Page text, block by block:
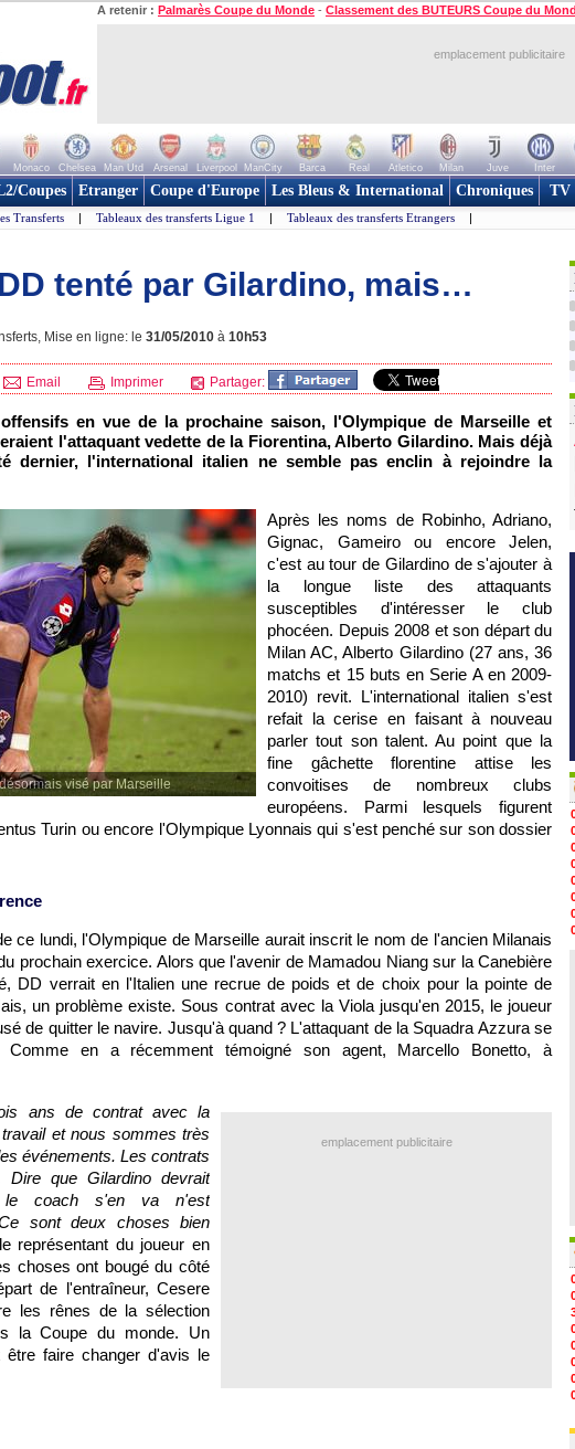
A retenir : Palmarès Coupe du Monde - Classement des BUTEURS Coupe du
emplacement publicitaire
Monaco Chelsea Man Utd Arsenal Liverpool ManCity Barca Real Atletico Milan Juve Inter
Coupes Etranger Coupe d'Europe Les Bleus & International Chroniques TV
Transferts | Tableaux des transferts Ligue 1 | Tableaux des transferts Etrangers |
tenté par Gilardino, mais…
Mise en ligne: le 31/05/2010 à 10h53
Email Imprimer Partager:
en vue de la prochaine saison, l'Olympique de Marseille et
l'attaquant vedette de la Fiorentina, Alberto Gilardino. Mais déjà
dernier, l'international italien ne semble pas enclin à rejoindre la
visé par Marseille
Après les noms de Robinho, Adriano,
Gignac, Gameiro ou encore Jelen,
c'est au tour de Gilardino de s'ajouter à
la longue liste des attaquants
susceptibles d'intéresser le club
phocéen. Depuis 2008 et son départ du
Milan AC, Alberto Gilardino (27 ans, 36
matchs et 15 buts en Serie A en 2009-
2010) revit. L'international italien s'est
refait la cerise en faisant à nouveau
parler tout son talent. Au point que la
fine gâchette florentine attise les
convoitises de nombreux clubs
européens. Parmi lesquels figurent
Turin ou encore l'Olympique Lyonnais qui s'est penché sur son dossier
ce lundi, l'Olympique de Marseille aurait inscrit le nom de l'ancien Milanais
prochain exercice. Alors que l'avenir de Mamadou Niang sur la Canebière
DD verrait en l'Italien une recrue de poids et de choix pour la pointe de
un problème existe. Sous contrat avec la Viola jusqu'en 2015, le joueur
de quitter le navire. Jusqu'à quand ? L'attaquant de la Squadra Azzura se
en a récemment témoigné son agent, Marcello Bonetto, à
emplacement publicitaire
ans de contrat avec la
et nous sommes très
événements. Les contrats
Dire que Gilardino devrait
le coach s'en va n'est
sont deux choses bien
représentant du joueur en
choses ont bougé du côté
de l'entraîneur, Cesere
les rênes de la sélection
la Coupe du monde. Un
être faire changer d'avis le